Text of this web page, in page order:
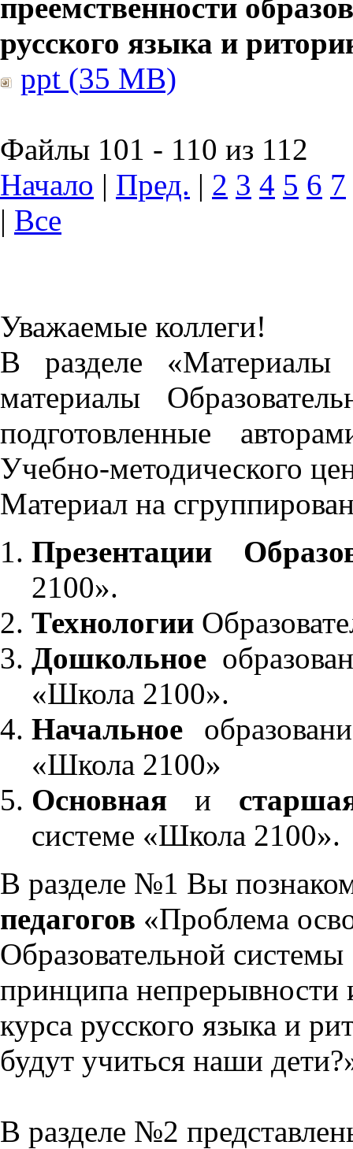
преемственности
русского языка и
ppt (35 MB)
Файлы 101 - 110 из 112
Начало | Пред. | 2 3 4 5 6 7
| Все
Уважаемые коллеги!
В разделе «Материалы
материалы
подготовленные
Учебно-методического
Материал на
Презентации
2100».
Технологии
Дошкольное
«Школа 2100».
Начальное
«Школа 2100»
Основнаяи
системе «Школа 2100».
В разделе №1 Вы
педагогов «Проблема
Образовательной
принципа непрерывности
курса русского языка и
будут учиться наши
В разделе №2